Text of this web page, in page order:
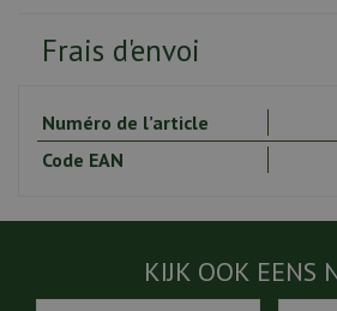
Frais d'envoi
Numéro de l’article
Code EAN
KIJK OOK EENS